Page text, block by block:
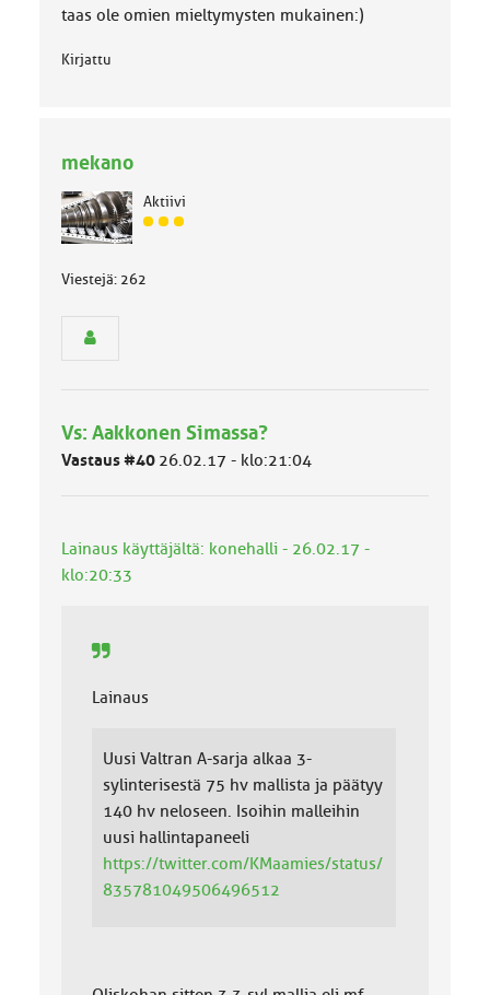
taas ole omien mieltymysten mukainen:)
Kirjattu
mekano
Aktiivi
J
e
l
u
:
Viestejä: 262
Vs: Aakkonen Simassa?
Vastaus #40 26.02.17 - klo:21:04
Lainaus käyttäjältä: konehalli - 26.02.17 -
klo:20:33
Lainaus
Uusi Valtran A-sarja alkaa 3-
sylinterisestä 75 hv mallista ja päätyy
140 hv neloseen. Isoihin malleihin
uusi hallintapaneeli
https://twitter.com/KMaamies/status/
835781049506496512